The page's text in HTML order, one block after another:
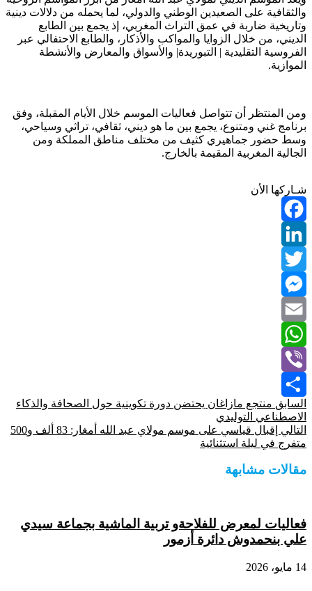
والثقافية على الصعيدين الوطني والدولي، لما يحمله من دلالات دينية
وتاريخية ضاربة في عمق التراث المغربي، إذ يجمع بين الطابع
الديني، من خلال الزوايا والمواكب والأذكار، والطابع الاحتفالي عبر
الفروسية التقليدية | التبوريدة| والأسواق والمعارض والأنشطة
الموازية.
ومن المنتظر أن تتواصل فعاليات الموسم خلال الأيام المقبلة، وفق
برنامج غني ومتنوع، يجمع بين ما هو ديني، ثقافي، تراثي وسياحي،
وسط حضور جماهيري كثيف من مختلف مناطق المملكة ومن
الجالية المغربية المقيمة بالخارج.
شـاركها الأن
Facebook
LinkedIn
Twitter
Messenger
Email
WhatsApp
Viber
Share
السابق منتجع مازاغان يحتضن دورة تكوينية حول الصحافة والذكاء
الاصطناعي التوليدي
التالي
إقبال قياسي على موسم مولاي عبد الله أمغار: 83 ألف و500
متفرج في ليلة استثنائية
مقالات مشابهة
فعاليات لمعرض للفلاحةو تربية الماشية بجماعة سيدي
علي بنحمدوش دائرة أزمور
14 مايو، 2026